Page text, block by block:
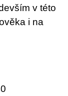
v této
i na